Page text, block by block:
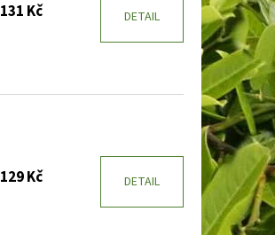
131 Kč DETAIL
129 Kč DETAIL